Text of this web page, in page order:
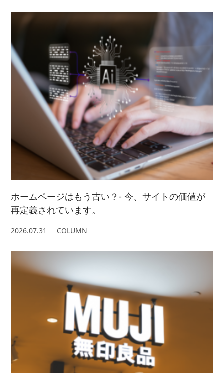
2025/ 2 (5)
2025/ 1 (4)
2024/ 1 (5)
2023/ 5 (2)
2023/ 3 (3)
2023/ 2 (2)
2023/ 1 (3)
2022/ 7 (5)
2022/ 6 (4)
2022/ 5 (5)
2022/ 4 (7)
2022/ 3 (4)
2022/ 2 (5)
2022/ 1 (5)
2021/ 7 (7)
2021/ 6 (5)
2021/ 5 (4)
2021/ 4 (7)
2021/ 3 (2)
2021/ 2 (4)
ホームページはもう古い？- 今、サイトの価値が
再定義されています。
2026.07.31 COLUMN